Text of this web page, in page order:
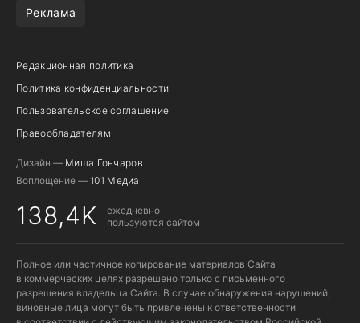
Реклама
Редакционная политика
Политика конфиденциальности
Пользовательское соглашение
Правообладателям
Дизайн — Миша Гончаров
Воплощение — 101 Медиа
138,4K
ежедневно
пользуются сайтом
Полное или частичное копирование материалов Сайта
в коммерческих целях разрешено только с письменного
разрешения владельца Сайта. В случае обнаружения нарушений,
виновные лица могут быть привлечены к ответственности